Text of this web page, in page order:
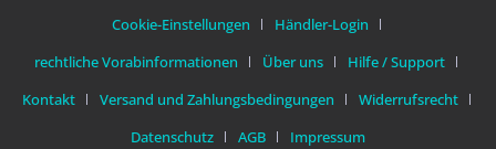
Cookie-Einstellungen
Händler-Login
rechtliche Vorabinformationen
Über uns
Hilfe / Support
Kontakt
Versand und Zahlungsbedingungen
Widerrufsrecht
Datenschutz
AGB
Impressum